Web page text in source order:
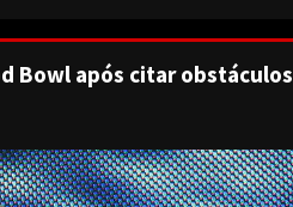
Bowl após citar obstáculos